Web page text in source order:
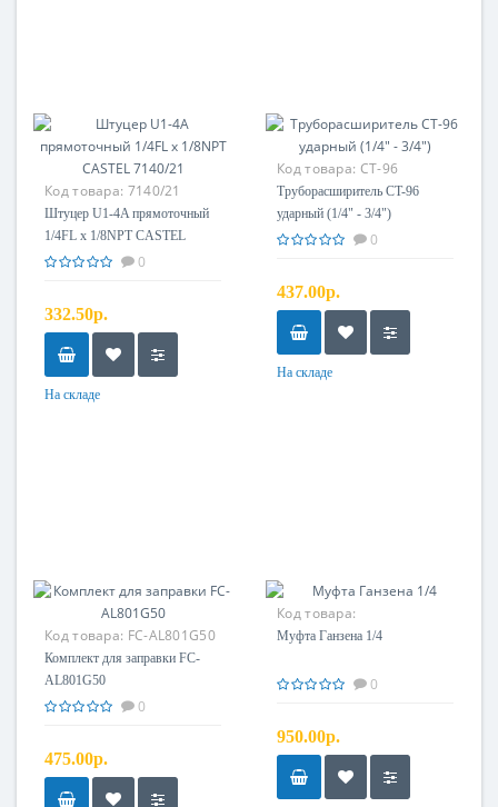
Код товара: 7140/21
Штуцер U1-4A прямоточный
1/4FL x 1/8NPT CASTEL
7140/21
0
332.50р.
На складе
Код товара: CT-96
Труборасширитель CT-96
ударный (1/4" - 3/4")
0
437.00р.
На складе
Код товара: FC-AL801G50
Комплект для заправки FC-
AL801G50
0
475.00р.
Код товара:
Муфта Ганзена 1/4
0
950.00р.